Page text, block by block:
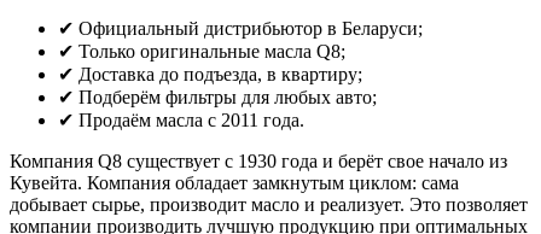
✔ Официальный дистрибьютор в Беларуси;
✔ Только оригинальные масла Q8;
✔ Доставка до подъезда, в квартиру;
✔ Подберём фильтры для любых авто;
✔ Продаём масла с 2011 года.
Компания Q8 существует с 1930 года и берёт свое начало из
Кувейта. Компания обладает замкнутым циклом: сама
добывает сырье, производит масло и реализует. Это позволяет
компании производить лучшую продукцию при оптимальных